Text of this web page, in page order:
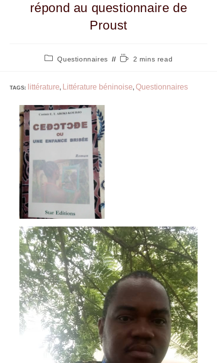
répond au questionnaire de
Proust
Questionnaires 2 mins read
TAGS: littérature, Littérature béninoise, Questionnaires